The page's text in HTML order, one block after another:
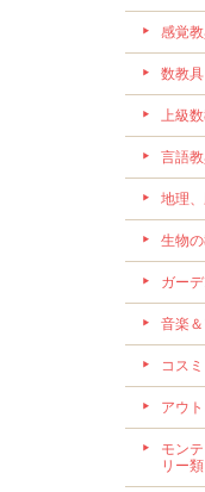
感覚
数教具
上級数
言語
地理
生物
ガー
音楽
コス
アウ
モン
リー類